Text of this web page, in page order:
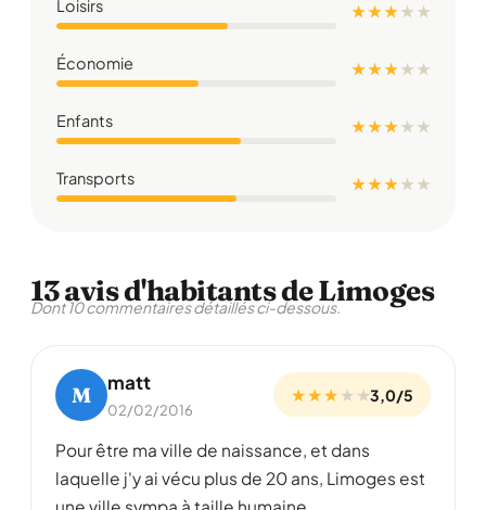
Loisirs ★ ★ ★★ ★
Économie ★ ★ ★★ ★
Enfants ★ ★ ★★ ★
Transports ★ ★ ★★ ★
13 avis d'habitants de Limoges
Dont 10 commentaires détaillés ci-dessous.
M matt
02/02/2016
★ ★ ★★ ★3,0/5
Pour être ma ville de naissance, et dans
laquelle j'y ai vécu plus de 20 ans, Limoges est